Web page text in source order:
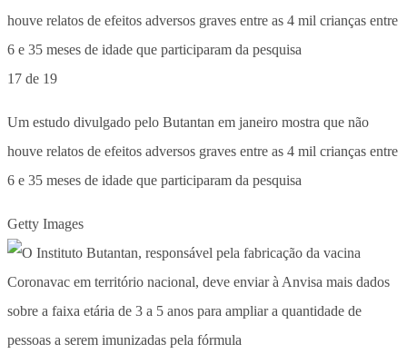
17 de 19
Um estudo divulgado pelo Butantan em janeiro mostra que não
houve relatos de efeitos adversos graves entre as 4 mil crianças entre
6 e 35 meses de idade que participaram da pesquisa
Getty Images